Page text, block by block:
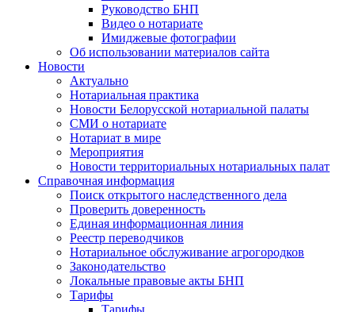
Руководство БНП
Видео о нотариате
Имиджевые фотографии
Об использовании материалов сайта
Новости
Актуально
Нотариальная практика
Новости Белорусской нотариальной палаты
СМИ о нотариате
Нотариат в мире
Мероприятия
Новости территориальных нотариальных палат
Справочная информация
Поиск открытого наследственного дела
Проверить доверенность
Единая информационная линия
Реестр переводчиков
Нотариальное обслуживание агрогородков
Законодательство
Локальные правовые акты БНП
Тарифы